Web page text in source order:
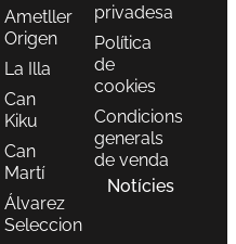
Ametller
Origen
La Illa
Can
Kiku
Can
Martí
Álvarez
Seleccion
privadesa
Política
de
cookies
Condicions
generals
de venda
Notícies